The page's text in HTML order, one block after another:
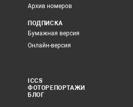
Архив номеров
ПОДПИСКА
Бумажная версия
Онлайн-версия
ICCS
ФОТОРЕПОРТАЖИ
БЛОГ